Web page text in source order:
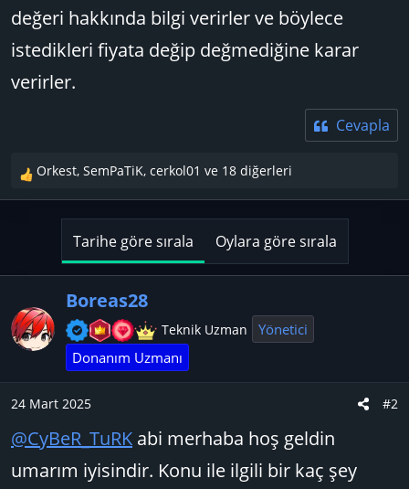
değeri hakkında bilgi verirler ve böylece
istedikleri fiyata değip değmediğine karar
verirler.
Cevapla
T
e
l
r
:
Orkest, SemPaTiK, cerkol01 ve 18 diğerleri
Tarihe göre sırala Oylara göre sırala
Boreas28
Teknik Uzman
Yönetici
Donanım Uzmanı
24 Mart 2025 #2
@CyBeR_TuRK abi merhaba hoş geldin
umarım iyisindir. Konu ile ilgili bir kaç şey